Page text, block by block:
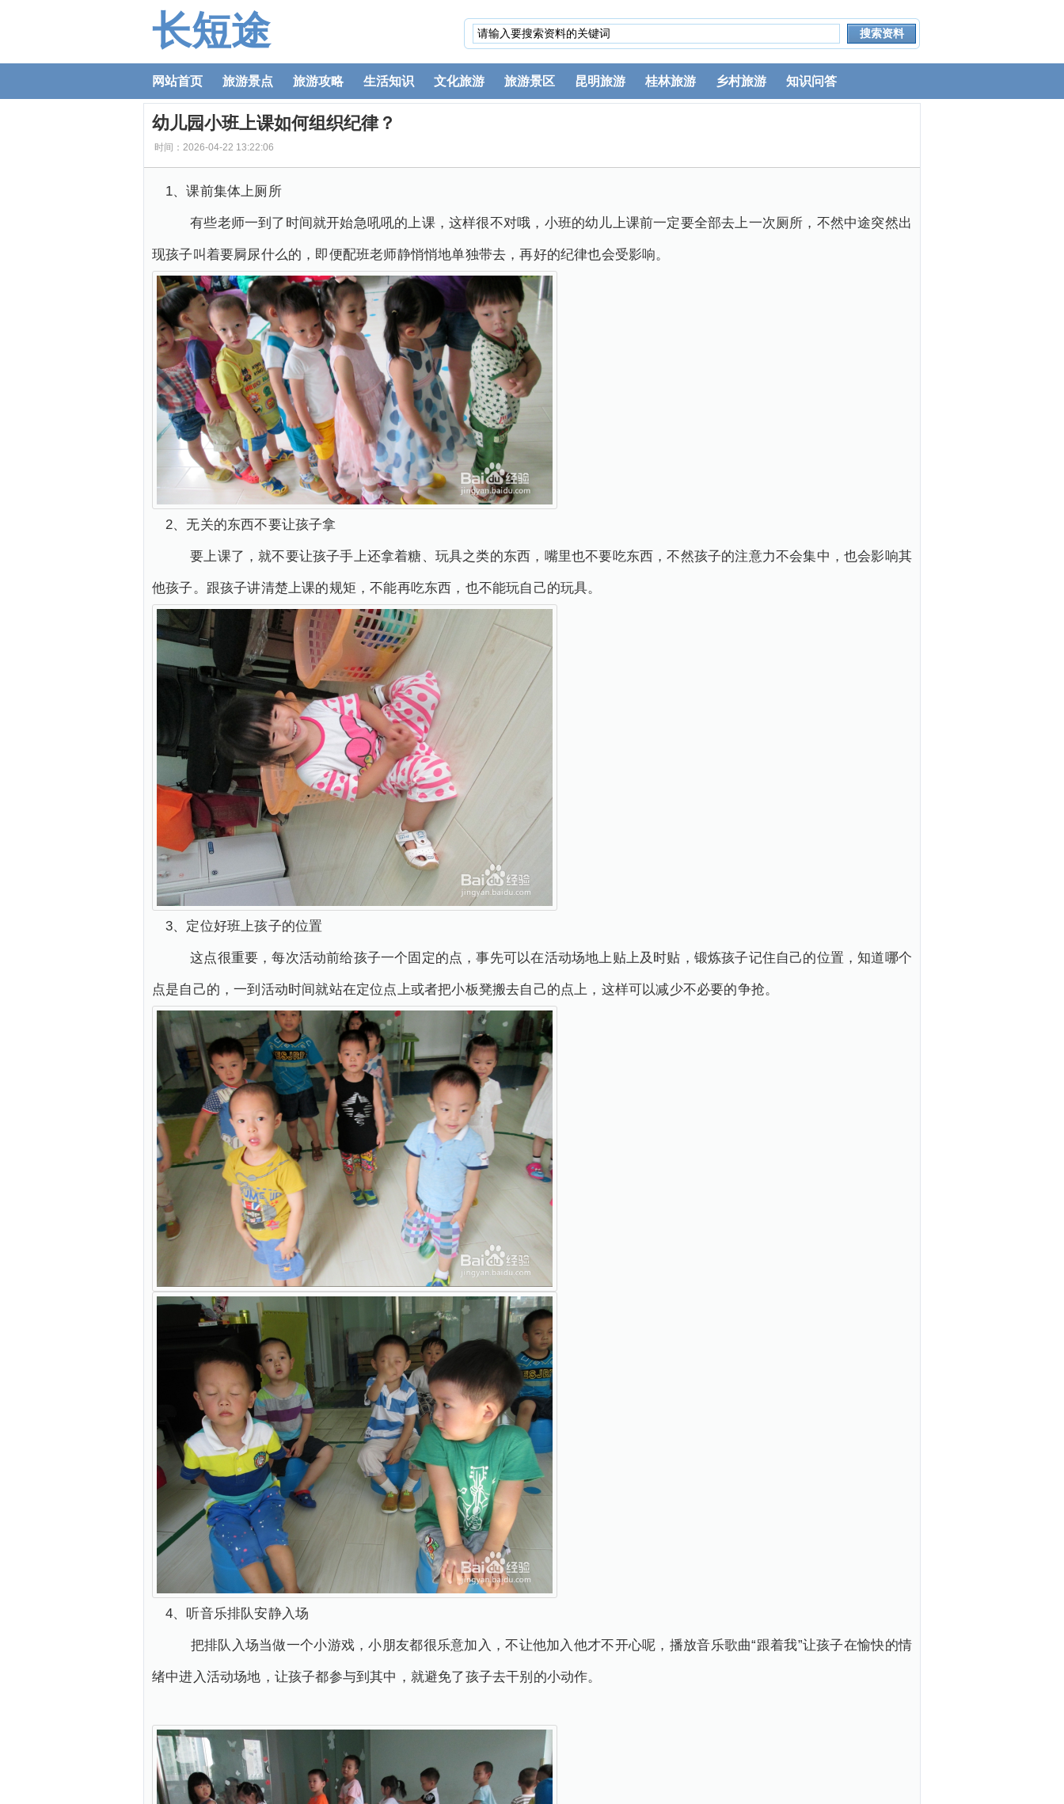
长短途
网站首页 旅游景点 旅游攻略 生活知识 文化旅游 旅游景区 昆明旅游 桂林旅游 乡村旅游 知识问答
幼儿园小班上课如何组织纪律？
时间：2026-04-22 13:22:06
1、课前集体上厕所
有些老师一到了时间就开始急吼吼的上课，这样很不对哦，小班的幼儿上课前一定要全部去上一次厕所，不然中途突然出
现孩子叫着要屙尿什么的，即便配班老师静悄悄地单独带去，再好的纪律也会受影响。
2、无关的东西不要让孩子拿
要上课了，就不要让孩子手上还拿着糖、玩具之类的东西，嘴里也不要吃东西，不然孩子的注意力不会集中，也会影响其
他孩子。跟孩子讲清楚上课的规矩，不能再吃东西，也不能玩自己的玩具。
3、定位好班上孩子的位置
这点很重要，每次活动前给孩子一个固定的点，事先可以在活动场地上贴上及时贴，锻炼孩子记住自己的位置，知道哪个
点是自己的，一到活动时间就站在定位点上或者把小板凳搬去自己的点上，这样可以减少不必要的争抢。
4、听音乐排队安静入场
把排队入场当做一个小游戏，小朋友都很乐意加入，不让他加入他才不开心呢，播放音乐歌曲“跟着我”让孩子在愉快的情
绪中进入活动场地，让孩子都参与到其中，就避免了孩子去干别的小动作。